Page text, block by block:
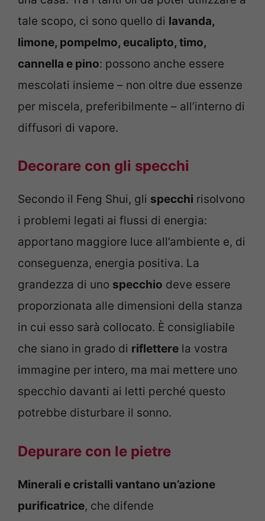
tale scopo, ci sono quello di lavanda,
limone, pompelmo, eucalipto, timo,
cannella e pino: possono anche essere
mescolati insieme – non oltre due essenze
per miscela, preferibilmente – all’interno di
diffusori di vapore.
Decorare con gli specchi
Secondo il Feng Shui, gli specchi risolvono
i problemi legati ai flussi di energia:
apportano maggiore luce all’ambiente e, di
conseguenza, energia positiva. La
grandezza di uno specchio deve essere
proporzionata alle dimensioni della stanza
in cui esso sarà collocato. È consigliabile
che siano in grado di riflettere la vostra
immagine per intero, ma mai mettere uno
specchio davanti ai letti perché questo
potrebbe disturbare il sonno.
Depurare con le pietre
Minerali e cristalli vantano un’azione
purificatrice, che difende